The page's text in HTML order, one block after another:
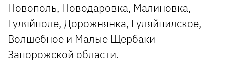
Новополь, Новодаровка, Малиновка,
Гуляйполе, Дорожнянка, Гуляйпилское,
Волшебное и Малые Щербаки
Запорожской области.